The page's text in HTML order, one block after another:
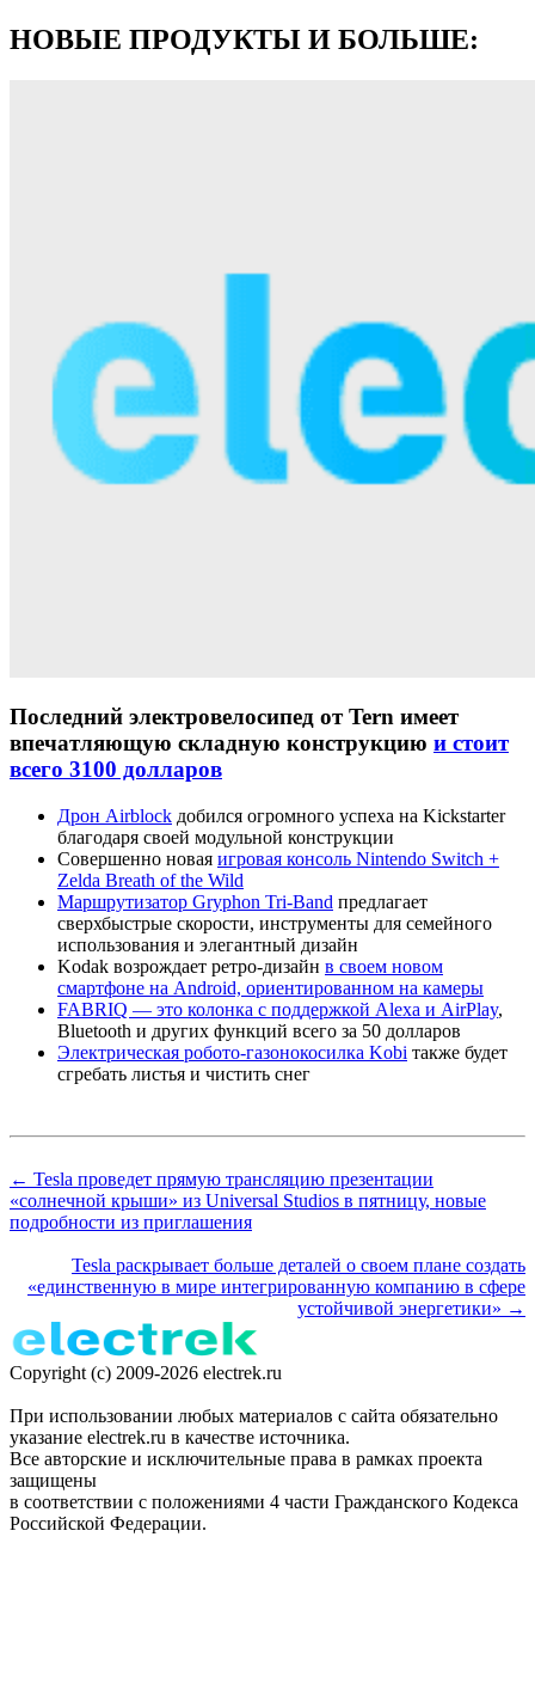
НОВЫЕ ПРОДУКТЫ И БОЛЬШЕ:
Последний электровелосипед от Tern имеет
впечатляющую складную конструкцию и стоит
всего 3100 долларов
Дрон Airblock добился огромного успеха на Kickstarter
благодаря своей модульной конструкции
Совершенно новая игровая консоль Nintendo Switch +
Zelda Breath of the Wild
Маршрутизатор Gryphon Tri-Band предлагает
сверхбыстрые скорости, инструменты для семейного
использования и элегантный дизайн
Kodak возрождает ретро-дизайн в своем новом
смартфоне на Android, ориентированном на камеры
FABRIQ — это колонка с поддержкой Alexa и AirPlay,
Bluetooth и других функций всего за 50 долларов
Электрическая робото-газонокосилка Kobi также будет
сгребать листья и чистить снег
← Tesla проведет прямую трансляцию презентации
«солнечной крыши» из Universal Studios в пятницу, новые
подробности из приглашения
Tesla раскрывает больше деталей о своем плане создать
«единственную в мире интегрированную компанию в сфере
устойчивой энергетики» →
Copyright (c) 2009-2026 electrek.ru
При использовании любых материалов с сайта обязательно
указание electrek.ru в качестве источника.
Все авторские и исключительные права в рамках проекта
защищены
в соответствии с положениями 4 части Гражданского Кодекса
Российской Федерации.